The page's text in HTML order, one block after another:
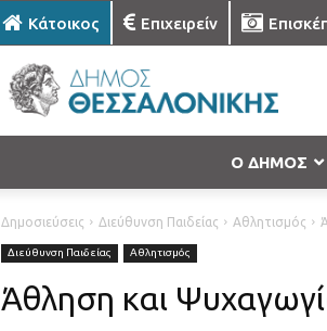
Κάτοικος Επιχειρείν
Ο ΔΗΜΟΣ
Δημοσιεύσεις Διεύθυνση Παιδείας Αθλητισμός
Διεύθυνση Παιδείας Αθλητισμός
Άθληση και